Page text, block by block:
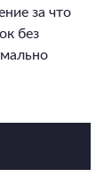
за что
без